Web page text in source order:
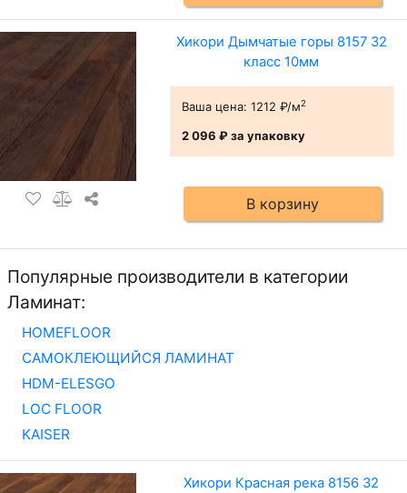
Хикори Дымчатые горы 8157 32
класс 10мм
Ваша цена: 1212 ₽/м2
2 096 ₽за упаковку
В корзину
Популярные производители в категории
Ламинат:
HOMEFLOOR
САМОКЛЕЮЩИЙСЯ ЛАМИНАТ
HDM-ELESGO
LOC FLOOR
KAISER
Хикори Красная река 8156 32